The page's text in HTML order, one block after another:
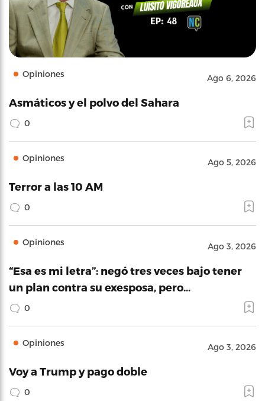
Opiniones Ago 6, 2026
Asmáticos y el polvo del Sahara
0
Opiniones Ago 5, 2026
Terror a las 10 AM
0
Opiniones Ago 3, 2026
“Esa es mi letra”: negó tres veces bajo tener
un plan contra su exesposa, pero…
0
Opiniones Ago 3, 2026
Voy a Trump y pago doble
0